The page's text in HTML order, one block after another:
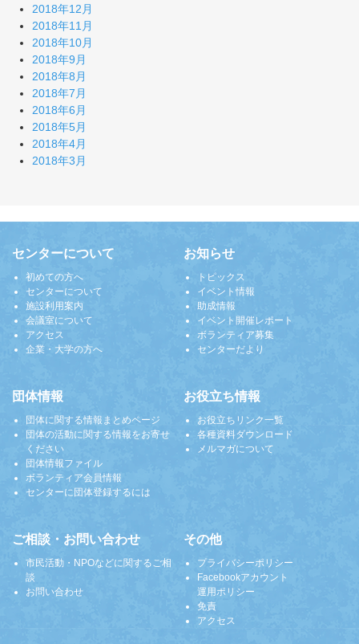
2018年12月
2018年11月
2018年10月
2018年9月
2018年8月
2018年7月
2018年6月
2018年5月
2018年4月
2018年3月
センターについて
初めての方へ
センターについて
施設利用案内
会議室について
アクセス
企業・大学の方へ
お知らせ
トピックス
イベント情報
助成情報
イベント開催レポート
ボランティア募集
センターだより
団体情報
団体に関する情報まとめページ
団体の活動に関する情報をお寄せ
ください
団体情報ファイル
ボランティア会員情報
センターに団体登録するには
お役立ち情報
お役立ちリンク一覧
各種資料ダウンロード
メルマガについて
ご相談・お問い合わせ
市民活動・NPOなどに関するご相
談
お問い合わせ
その他
プライバシーポリシー
Facebookアカウント
運用ポリシー
免責
アクセス